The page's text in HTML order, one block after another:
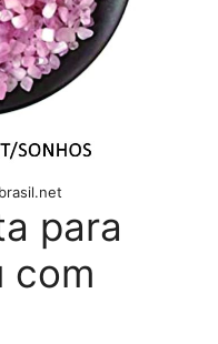
para
com